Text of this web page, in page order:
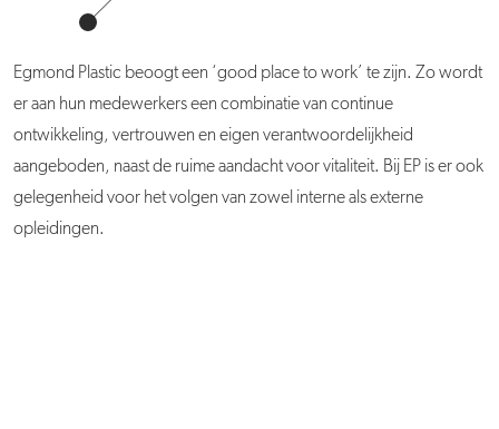
Egmond Plastic beoogt een ‘good place to work’ te zijn. Zo wordt
er aan hun medewerkers een combinatie van continue
ontwikkeling, vertrouwen en eigen verantwoordelijkheid
aangeboden, naast de ruime aandacht voor vitaliteit. Bij EP is er ook
gelegenheid voor het volgen van zowel interne als externe
opleidingen.